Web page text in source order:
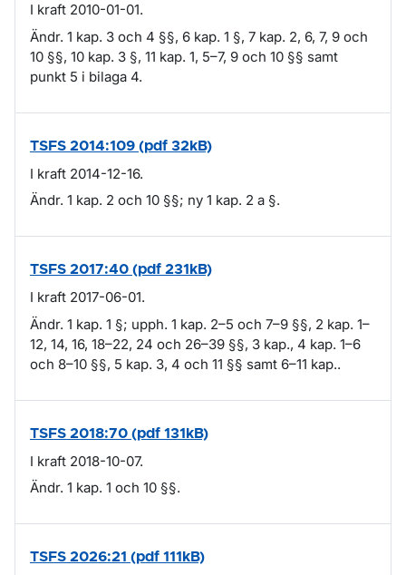
I kraft 2010-01-01.
Ändr. 1 kap. 3 och 4 §§, 6 kap. 1 §, 7 kap. 2, 6, 7, 9 och
10 §§, 10 kap. 3 §, 11 kap. 1, 5–7, 9 och 10 §§ samt
punkt 5 i bilaga 4.
TSFS 2014:109 (pdf 32kB)
I kraft 2014-12-16.
Ändr. 1 kap. 2 och 10 §§; ny 1 kap. 2 a §.
TSFS 2017:40 (pdf 231kB)
I kraft 2017-06-01.
Ändr. 1 kap. 1 §; upph. 1 kap. 2–5 och 7–9 §§, 2 kap. 1–
12, 14, 16, 18–22, 24 och 26–39 §§, 3 kap., 4 kap. 1–6
och 8–10 §§, 5 kap. 3, 4 och 11 §§ samt 6–11 kap..
TSFS 2018:70 (pdf 131kB)
I kraft 2018-10-07.
Ändr. 1 kap. 1 och 10 §§.
TSFS 2026:21 (pdf 111kB)